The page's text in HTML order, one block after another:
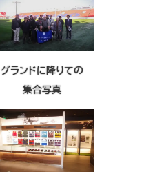
グランドに降りての
集合写真